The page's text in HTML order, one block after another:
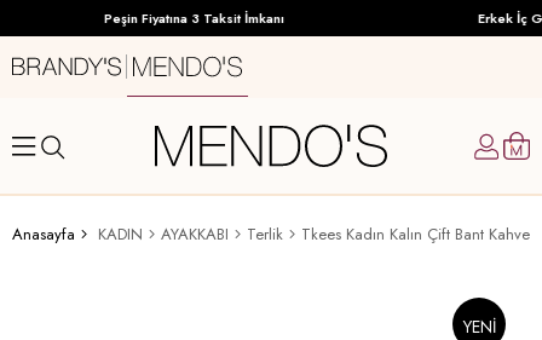
Peşin Fiyatına 3 Taksit İmkanı Erkek İç
Anasayfa KADIN AYAKKABI Terlik
YENI